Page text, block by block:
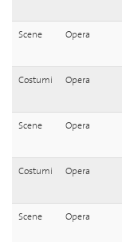
Scene Opera
Costumi Opera
Scene Opera
Costumi Opera
Scene Opera